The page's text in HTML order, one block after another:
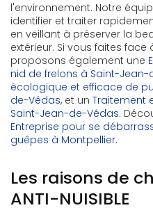
l'environnement. Notre
identifier et traiter
en veillant à préserver la
extérieur. Si vous faites
proposons également une
nid de frelons à Saint-
écologique et efficace de
de-Védas, et un Traitement
Saint-Jean-de-Védas.
Entreprise pour se
guêpes à Montpellier.
Les raisons de
ANTI-NUISIBLE